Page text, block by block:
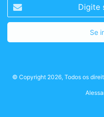
seu
e-
© Copyright 2026, Todos os